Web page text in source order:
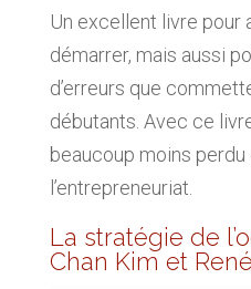
Un excellent livre pour
démarrer, mais aussi
d’erreurs que
débutants. Avec ce
beaucoup moins
l’entrepreneuriat.
La stratégie de
Chan Kim et